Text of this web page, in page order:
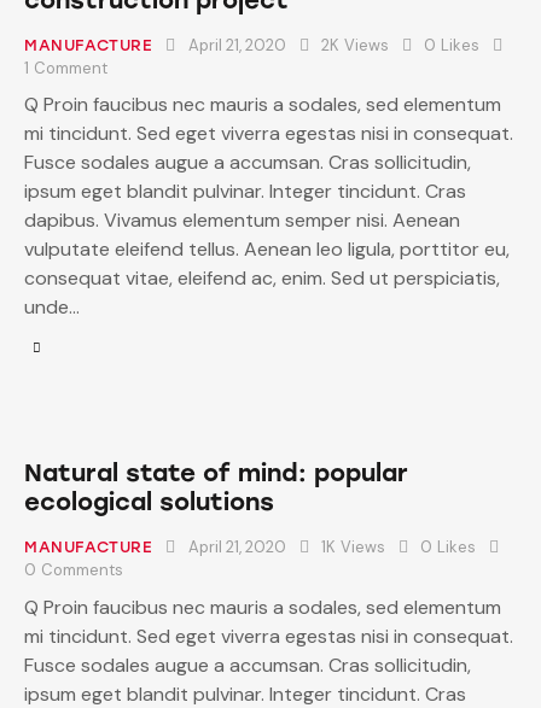
MANUFACTURE April 21, 2020 2K Views 0 Likes
1 Comment
Q Proin faucibus nec mauris a sodales, sed elementum
mi tincidunt. Sed eget viverra egestas nisi in consequat.
Fusce sodales augue a accumsan. Cras sollicitudin,
ipsum eget blandit pulvinar. Integer tincidunt. Cras
dapibus. Vivamus elementum semper nisi. Aenean
vulputate eleifend tellus. Aenean leo ligula, porttitor eu,
consequat vitae, eleifend ac, enim. Sed ut perspiciatis,
unde…
Natural state of mind: popular
ecological solutions
MANUFACTURE April 21, 2020 1K Views 0 Likes
0 Comments
Q Proin faucibus nec mauris a sodales, sed elementum
mi tincidunt. Sed eget viverra egestas nisi in consequat.
Fusce sodales augue a accumsan. Cras sollicitudin,
ipsum eget blandit pulvinar. Integer tincidunt. Cras